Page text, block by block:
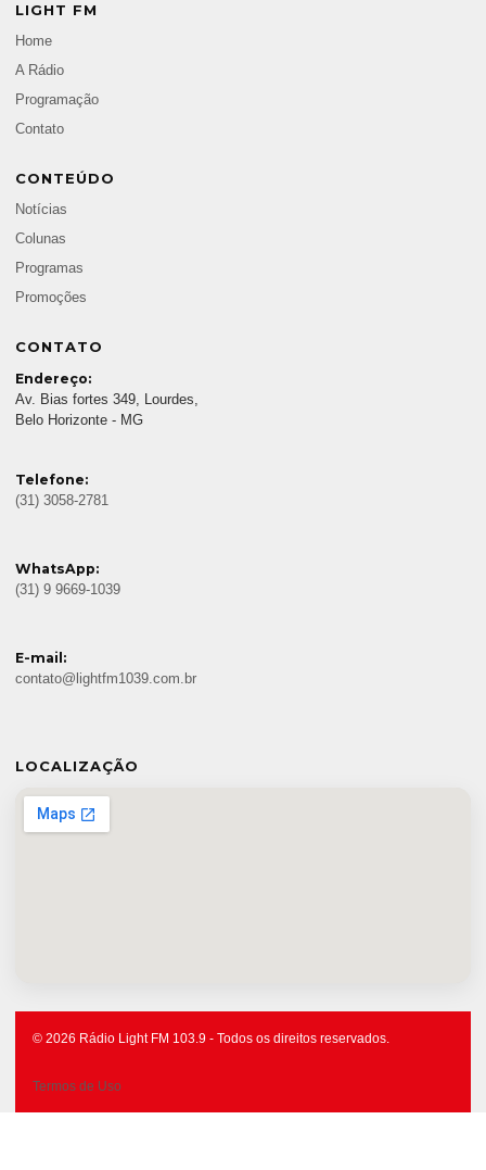
LIGHT FM
Home
A Rádio
Programação
Contato
CONTEÚDO
Notícias
Colunas
Programas
Promoções
CONTATO
Endereço:
Av. Bias fortes 349, Lourdes,
Belo Horizonte - MG
Telefone:
(31) 3058-2781
WhatsApp:
(31) 9 9669-1039
E-mail:
contato@lightfm1039.com.br
LOCALIZAÇÃO
© 2026 Rádio Light FM 103.9 - Todos os direitos reservados.
Termos de Uso